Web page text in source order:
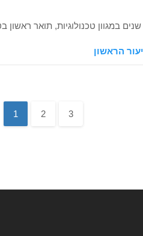
מהנדס תכנה מעל 15 שנים במגוון טכנולוגיות,
1 2 3